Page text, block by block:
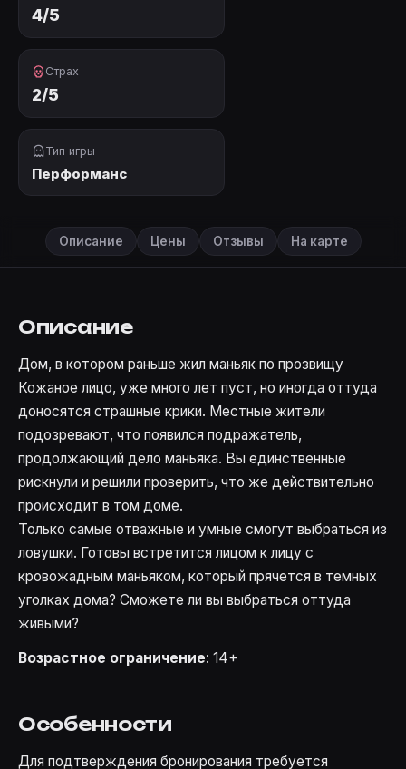
4/5
Страх
2/5
Тип игры
Перформанс
Описание Цены Отзывы На карте
Описание
Дом, в котором раньше жил маньяк по прозвищу
Кожаное лицо, уже много лет пуст, но иногда оттуда
доносятся страшные крики. Местные жители
подозревают, что появился подражатель,
продолжающий дело маньяка. Вы единственные
рискнули и решили проверить, что же действительно
происходит в том доме.
Только самые отважные и умные смогут выбраться из
ловушки. Готовы встретится лицом к лицу с
кровожадным маньяком, который прячется в темных
уголках дома? Сможете ли вы выбраться оттуда
живыми?
Возрастное ограничение: 14+
Особенности
Для подтверждения бронирования требуется